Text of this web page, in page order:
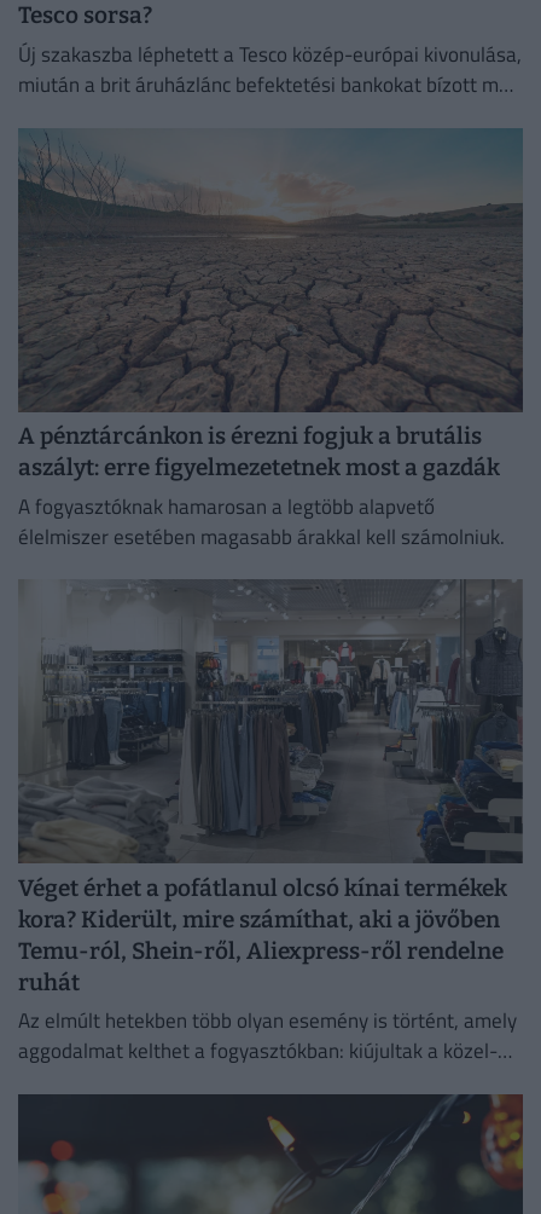
Tesco sorsa?
Új szakaszba léphetett a Tesco közép-európai kivonulása,
miután a brit áruházlánc befektetési bankokat bízott meg
A pénztárcánkon is érezni fogjuk a brutális
aszályt: erre figyelmezetetnek most a gazdák
A fogyasztóknak hamarosan a legtöbb alapvető
élelmiszer esetében magasabb árakkal kell számolniuk.
Véget érhet a pofátlanul olcsó kínai termékek
kora? Kiderült, mire számíthat, aki a jövőben
Temu-ról, Shein-ről, Aliexpress-ről rendelne
ruhát
Az elmúlt hetekben több olyan esemény is történt, amely
aggodalmat kelthet a fogyasztókban: kiújultak a közel-